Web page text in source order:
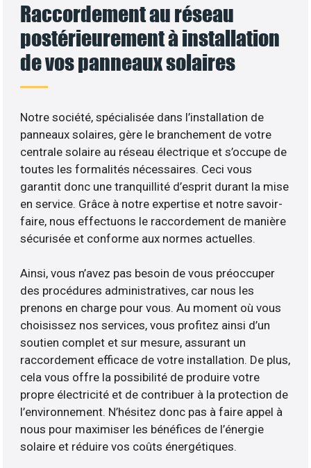
Raccordement au réseau
postérieurement à installation
de vos panneaux solaires
Notre société, spécialisée dans l’installation de
panneaux solaires, gère le branchement de votre
centrale solaire au réseau électrique et s’occupe de
toutes les formalités nécessaires. Ceci vous
garantit donc une tranquillité d’esprit durant la mise
en service. Grâce à notre expertise et notre savoir-
faire, nous effectuons le raccordement de manière
sécurisée et conforme aux normes actuelles.
Ainsi, vous n’avez pas besoin de vous préoccuper
des procédures administratives, car nous les
prenons en charge pour vous. Au moment où vous
choisissez nos services, vous profitez ainsi d’un
soutien complet et sur mesure, assurant un
raccordement efficace de votre installation. De plus,
cela vous offre la possibilité de produire votre
propre électricité et de contribuer à la protection de
l’environnement. N’hésitez donc pas à faire appel à
nous pour maximiser les bénéfices de l’énergie
solaire et réduire vos coûts énergétiques.